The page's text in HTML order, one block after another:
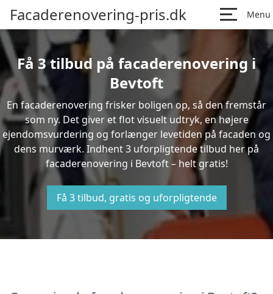
Facaderenovering-pris.dk Menu
Få 3 tilbud på facaderenovering i
Bevtoft
En facaderenovering frisker boligen op, så den fremstår
som ny. Det giver et flot visuelt udtryk, en højere
ejendomsvurdering og forlænger levetiden på facaden og
dens murværk. Indhent 3 uforpligtende tilbud her på
facaderenovering i Bevtoft – helt gratis!
Få 3 tilbud, gratis og uforpligtende